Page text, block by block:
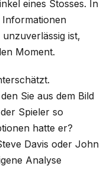
eines Stosses. In
Informationen
ist,
Moment.
Sie aus dem Bild
Spieler so
hatte er?
Davis oder John
Analyse